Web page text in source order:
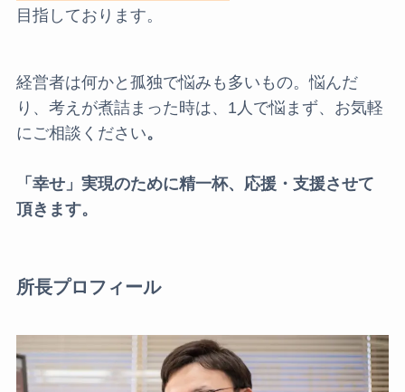
目指しております。
経営者は何かと孤独で悩みも多いもの。悩んだ
り、考えが煮詰まった時は、1人で悩まず、お気軽
にご相談ください。
「幸せ」実現のために精一杯、応援・支援させて
頂きます。
所長プロフィール